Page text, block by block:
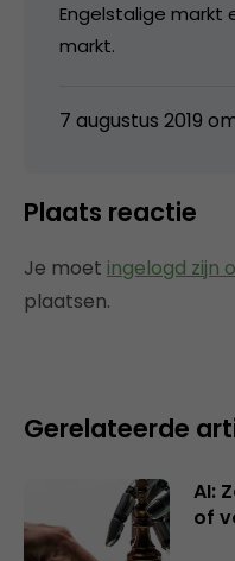
Engelstalige markt
markt.
7 augustus 2019
Plaats reactie
Je moet ingelogd zijn
plaatsen.
Gerelateerde
AI:
of